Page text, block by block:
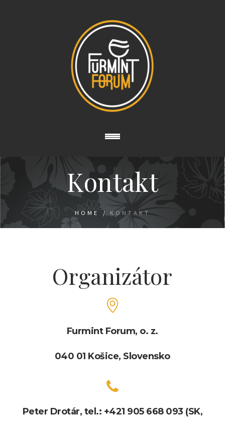
Kontakt
HOME / KONTAKT
Organizátor
Furmint Forum, o. z.
040 01 Košice, Slovensko
Peter Drotár, tel.: +421 905 668 093 (SK,